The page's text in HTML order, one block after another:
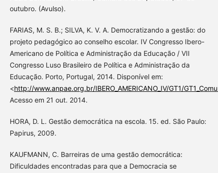
outubro. (Avulso).
FARIAS, M. S. B.; SILVA, K. V. A. Democratizando a gestão: do
projeto pedagógico ao conselho escolar. IV Congresso Ibero-
Americano de Política e Administração da Educação / VII
Congresso Luso Brasileiro de Política e Administração da
Educação. Porto, Portugal, 2014. Disponível em:
<http://www.anpae.org.br/IBERO_AMERICANO_IV/GT1/
Acesso em 21 out. 2014.
HORA, D. L. Gestão democrática na escola. 15. ed. São Paulo:
Papirus, 2009.
KAUFMANN, C. Barreiras de uma gestão democrática:
Dificuldades encontradas para que a Democracia se